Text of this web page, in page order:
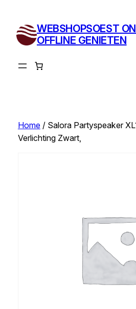
inhoud
WEBSHOPSOEST
OFFLINE GENIETEN
Home/ Salora Partyspeaker
Verlichting Zwart,